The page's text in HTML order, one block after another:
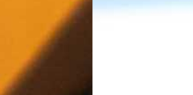
проекта «
и собрала довольно
заданий, люди самых